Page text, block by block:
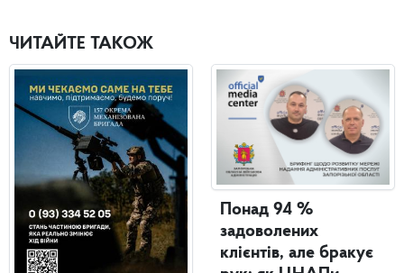
ЧИТАЙТЕ ТАКОЖ
Понад 94 %
задоволених
клієнтів, але бракує